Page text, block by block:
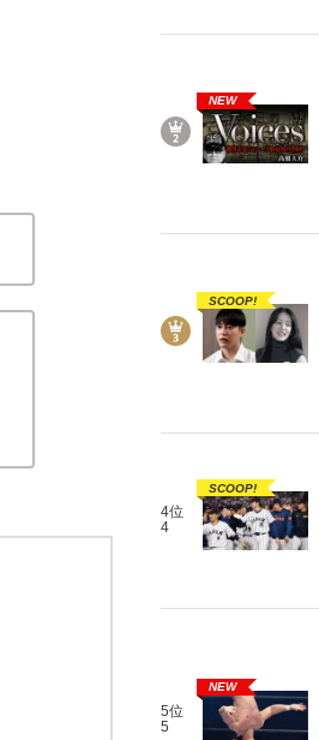
NEW
SCOOP!
4位
4
SCOOP!
5位
5
NEW